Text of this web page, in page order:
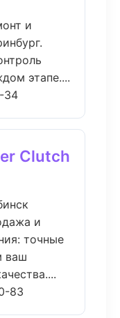
и
этапе....
34
Clutch
и
точные
ваш
83